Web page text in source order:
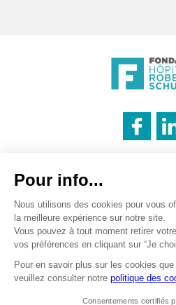
INNOVATION & INFORMATION LOGISTIQUE
Politique de
Recrutement – traitement des
©2026 . SanteServices .